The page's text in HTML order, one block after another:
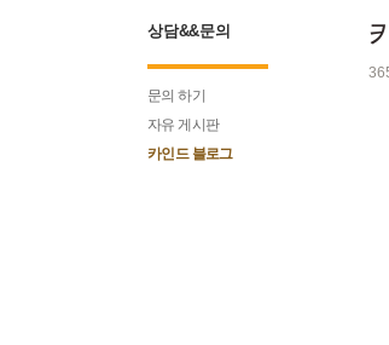
상담&&문의
문의 하기
자유 게시판
카인드 블로그